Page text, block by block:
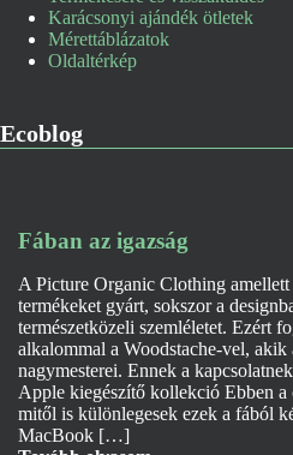
Karácsonyi ajándék ötletek
Mérettáblázatok
Oldaltérkép
Ecoblog
Fában az igazság
A Picture Organic Clothing
termékeket gyárt, sokszor a
természetközeli szemléletet. Ezért
alkalommal a Woodstache-vel, akik
nagymesterei. Ennek a
Apple kiegészítő kollekció Ebben
mitől is különlegesek ezek a fából
MacBook […]